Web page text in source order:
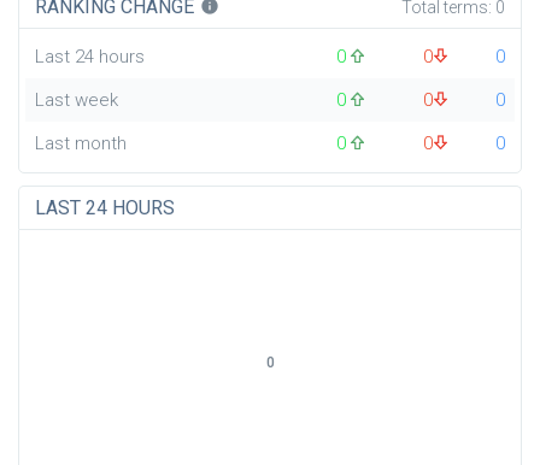
RANKING CHANGE info Total terms: 0
Last 24 hours 0 0
0
Last week
0 0
0
Last month
0 0 0
LAST 24 HOURS
0